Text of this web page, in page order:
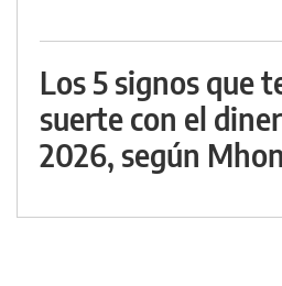
Los 5 signos que
suerte con el
2026, según